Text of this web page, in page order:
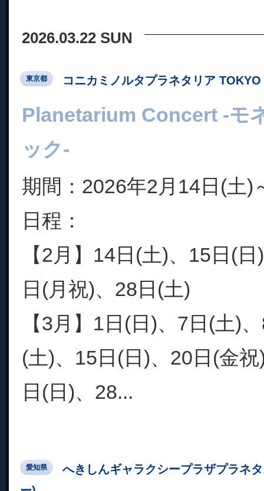
2026.03.22 SUN
東京都 コニカミノルタプラネタリア TOKYO
Planetarium Concert -モ
ック-
期間：2026年2月14日(土)
日程：
【2月】14日(土)、15日(
日(月祝)、28日(土)
【3月】1日(日)、7日(土)
(土)、15日(日)、20日(金
日(日)、28...
愛知県
へきしんギャラクシープラザプラネ